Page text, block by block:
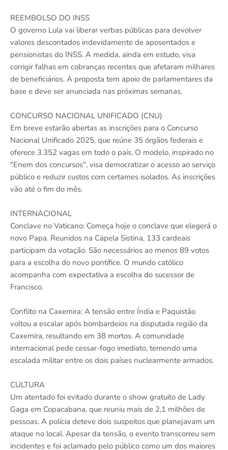
REEMBOLSO DO INSS
O governo Lula vai liberar verbas públicas para devolver
valores descontados indevidamente de aposentados e
pensionistas do INSS. A medida, ainda em estudo, visa
corrigir falhas em cobranças recentes que afetaram milhares
de beneficiários. A proposta tem apoio de parlamentares da
base e deve ser anunciada nas próximas semanas.
CONCURSO NACIONAL UNIFICADO (CNU)
Em breve estarão abertas as inscrições para o Concurso
Nacional Unificado 2025, que reúne 35 órgãos federais e
oferece 3.352 vagas em todo o país. O modelo, inspirado no
"Enem dos concursos", visa democratizar o acesso ao serviço
público e reduzir custos com certames isolados. As inscrições
vão até o fim do mês.
INTERNACIONAL
Conclave no Vaticano: Começa hoje o conclave que elegerá o
novo Papa. Reunidos na Capela Sistina, 133 cardeais
participam da votação. São necessários ao menos 89 votos
para a escolha do novo pontífice. O mundo católico
acompanha com expectativa a escolha do sucessor de
Francisco.
Conflito na Caxemira: A tensão entre Índia e Paquistão
voltou a escalar após bombardeios na disputada região da
Caxemira, resultando em 38 mortos. A comunidade
internacional pede cessar-fogo imediato, temendo uma
escalada militar entre os dois países nuclearmente armados.
CULTURA
Um atentado foi evitado durante o show gratuito de Lady
Gaga em Copacabana, que reuniu mais de 2,1 milhões de
pessoas. A polícia deteve dois suspeitos que planejavam um
ataque no local. Apesar da tensão, o evento transcorreu sem
incidentes e foi aclamado pelo público como um dos maiores